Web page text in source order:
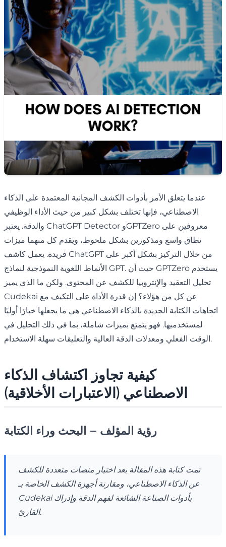
عندما يتعلق الأمر بأدوات الكشف المجانية المعتمدة على الذكاء
الاصطناعي، فإنها تختلف بشكل كبير من حيث الأداء الوظيفي
والدقة. يعتبر ChatGPT Detector وGPTZero معروفين على
نطاق واسع ومذكورين بشكل ملحوظ، ويقدم كل منهما ميزات
فريدة. يعمل كاشف ChatGPT من خلال التركيز بشكل أكبر على
الأنماط اللغوية النموذجية لنماذج GPT. حيث أن GPTZero يستخدم
تحليل التعقيد والإنتروبيا للكشف عن المحتوى. ولكن ما الذي يميز
Cudekai عن كل من هؤلاء؟ إن قدرة الأداة على التكيف مع
اتجاهات الكتابة الجديدة بالذكاء الاصطناعي هي ما يجعلها خيارًا أوليًا
لمستخدميها. فهو يتمتع بميزات شاملة، بما في ذلك التحليل في
الوقت الفعلي ومعدلات الدقة العالية والتعليقات سهلة الاستخدام.
كيفية تجاوز اكتشاف الذكاء
الاصطناعي (الاعتبارات الأخلاقية)
رؤية المؤلف – البحث وراء الكتابة
تمت كتابة هذه المقالة بعد اختبار منصات متعددة للكشف
عن الذكاء الاصطناعي، ومقارنة أجهزة الكشف الخاصة بـ
Cudekai بأدوات الصناعة الشائعة لفهم الدقة وإدراك
القارئ.